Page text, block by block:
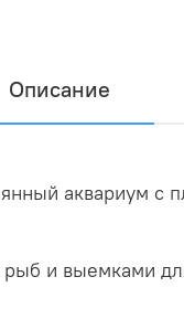
Описание
аквариум с
и выемками